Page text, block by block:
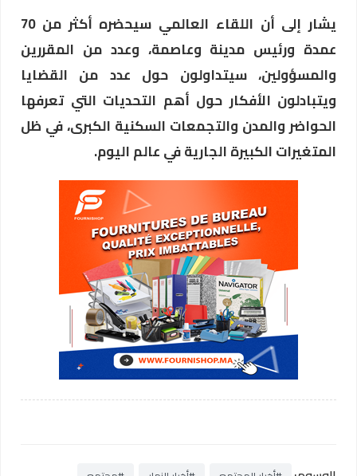
يشار إلى أن اللقاء العالمي سيحضره أكثر من 70
عمدة ورئيس مدينة وعاصمة، وعدد من المقررين
والمسؤولين، سيتداولون حول عدد من القضايا
ويتبادلون الأفكار حول أهم التحديات التي تعرفها
الحواضر والمدن والتجمعات السكنية الكبرى، في ظل
المتغيرات الكبيرة الجارية في عالم اليوم.